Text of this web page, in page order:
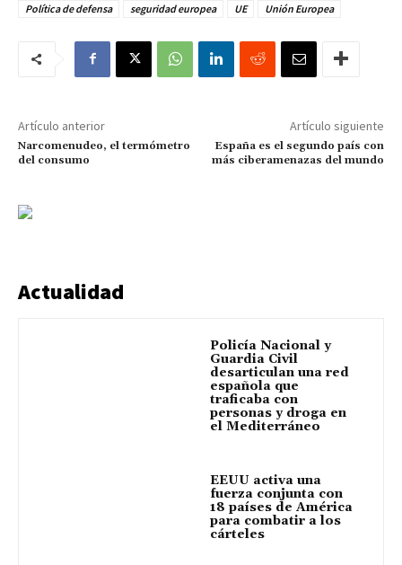
Política de defensa
seguridad europea UE Unión Europea
Artículo anterior
Narcomenudeo, el termómetro
del consumo
Artículo siguiente
España es el segundo país con
más ciberamenazas del mundo
Actualidad
Policía Nacional y
Guardia Civil
desarticulan una red
española que
traficaba con
personas y droga en
el Mediterráneo
EEUU activa una
fuerza conjunta con
18 países de América
para combatir a los
cárteles